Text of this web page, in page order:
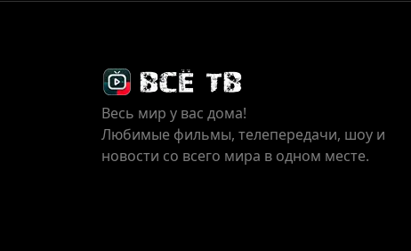
Весь мир у вас дома!
Любимые фильмы, телепередачи, шоу и
новости со всего мира в одном месте.